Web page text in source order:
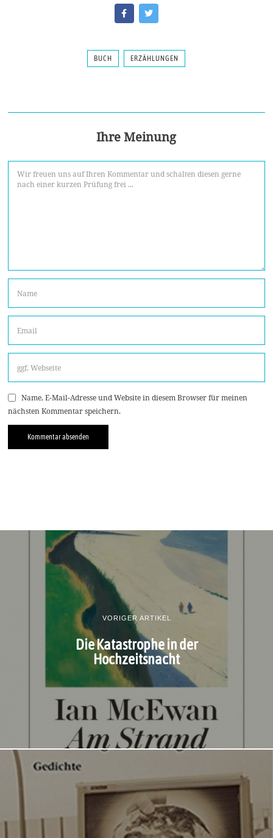
BUCH ERZÄHLUNGEN
Ihre Meinung
Name, E-Mail-Adresse und Website in diesem Browser für meinen
nächsten Kommentar speichern.
VORIGER ARTIKEL
Die Katastrophe in der
Hochzeitsnacht